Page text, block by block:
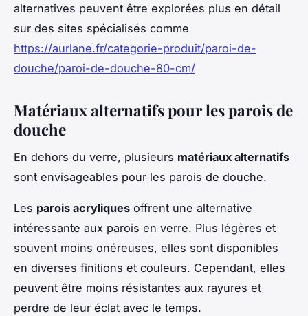
alternatives peuvent être explorées plus en détail
sur des sites spécialisés comme
https://aurlane.fr/categorie-produit/paroi-de-
douche/paroi-de-douche-80-cm/
Matériaux alternatifs pour les parois de
douche
En dehors du verre, plusieurs matériaux alternatifs
sont envisageables pour les parois de douche.
Les parois acryliques offrent une alternative
intéressante aux parois en verre. Plus légères et
souvent moins onéreuses, elles sont disponibles
en diverses finitions et couleurs. Cependant, elles
peuvent être moins résistantes aux rayures et
perdre de leur éclat avec le temps.